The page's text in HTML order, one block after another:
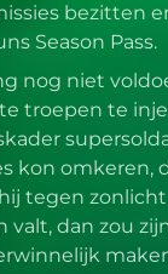
bezitten
Season Pass.
nog niet
troepen te
kon omkeren,
tegen
valt, dan zou